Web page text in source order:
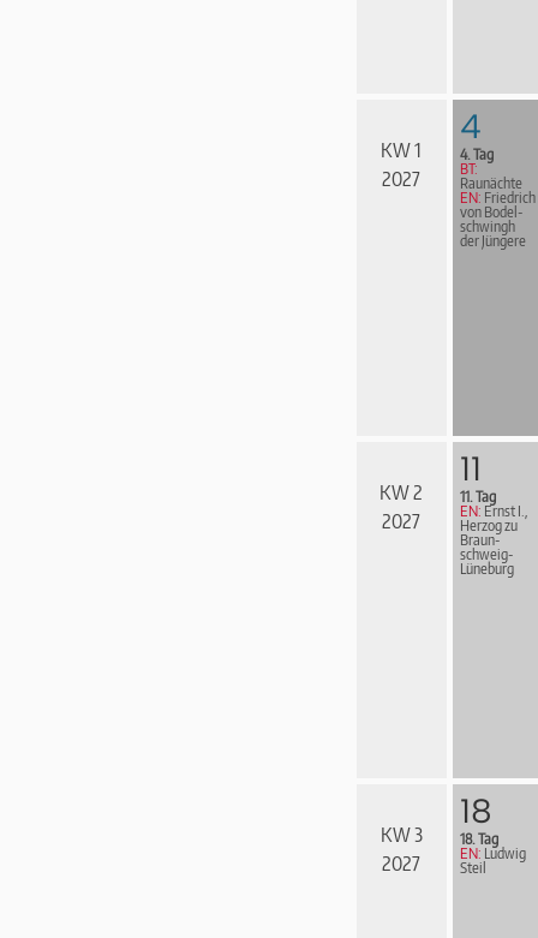
KW 1
2027
4
4. Tag
BT:
Raunächte
EN: Friedrich
von Bodel­
schwingh
der Jüngere
KW 2
2027
11
11. Tag
EN: Ernst I.,
Herzog zu
Braun­
schweig-
Lüne­burg
KW 3
2027
18
18. Tag
EN: Ludwig
Steil